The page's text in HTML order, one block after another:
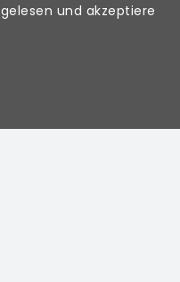
gelesen und akzeptiere